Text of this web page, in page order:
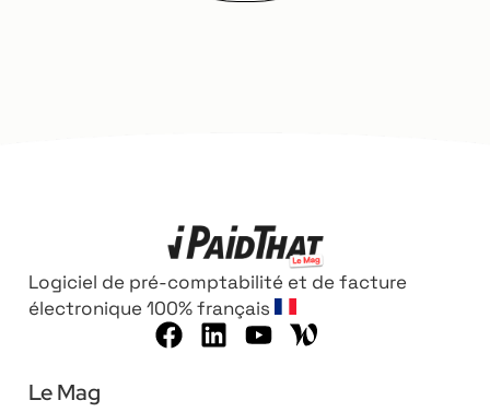
Logiciel de pré-comptabilité et de facture
électronique 100% français
Le Mag